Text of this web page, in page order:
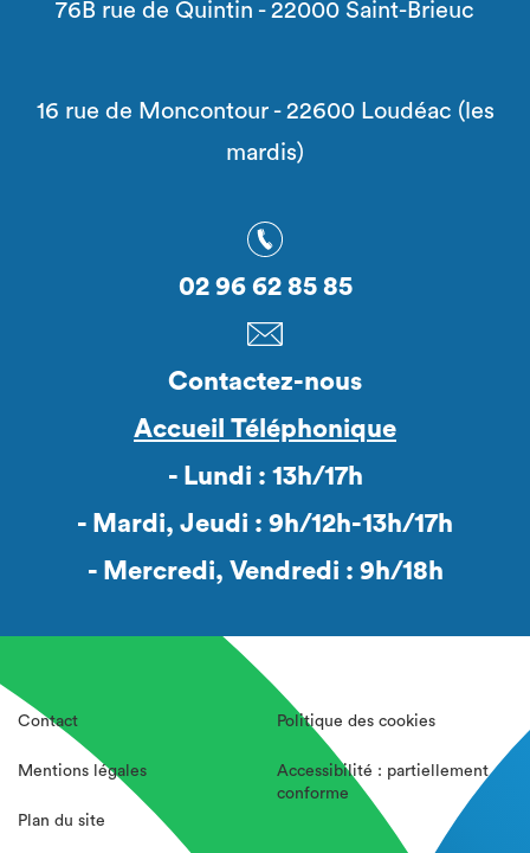
76B rue de Quintin - 22000 Saint-Brieuc
16 rue de Moncontour - 22600 Loudéac (les
mardis)
02 96 62 85 85
Contactez-nous
Accueil Téléphonique
- Lundi : 13h/17h
- Mardi, Jeudi : 9h/12h-13h/17h
- Mercredi, Vendredi : 9h/18h
Contact
Mentions légales
Plan du site
Politique des cookies
Accessibilité : partiellement
conforme